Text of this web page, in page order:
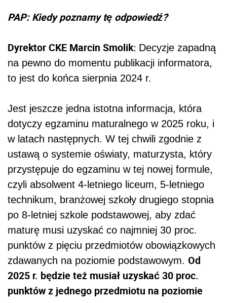
PAP: Kiedy poznamy tę odpowiedź?
Dyrektor CKE Marcin Smolik: Decyzje zapadną
na pewno do momentu publikacji informatora,
to jest do końca sierpnia 2024 r.
Jest jeszcze jedna istotna informacja, która
dotyczy egzaminu maturalnego w 2025 roku, i
w latach następnych. W tej chwili zgodnie z
ustawą o systemie oświaty, maturzysta, który
przystępuje do egzaminu w tej nowej formule,
czyli absolwent 4-letniego liceum, 5-letniego
technikum, branżowej szkoły drugiego stopnia
po 8-letniej szkole podstawowej, aby zdać
maturę musi uzyskać co najmniej 30 proc.
punktów z pięciu przedmiotów obowiązkowych
zdawanych na poziomie podstawowym. Od
2025 r. będzie też musiał uzyskać 30 proc.
punktów z jednego przedmiotu na poziomie